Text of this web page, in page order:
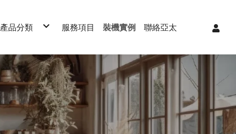
克
產品分類
櫥下型加熱器
櫥下型冰/溫/熱飲水機
氣泡水機
桌上型飲水機
全戶軟水機
全戶淨水器
濾心/耗材
直立式飲水機
服務項目 裝機實例 聯絡亞太